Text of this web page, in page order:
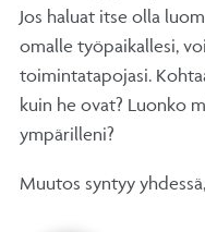
Jos haluat itse olla
omalle työpaikallesi,
toimintatapojasi.
kuin he ovat? Luonko
ympärilleni?
Muutos syntyy